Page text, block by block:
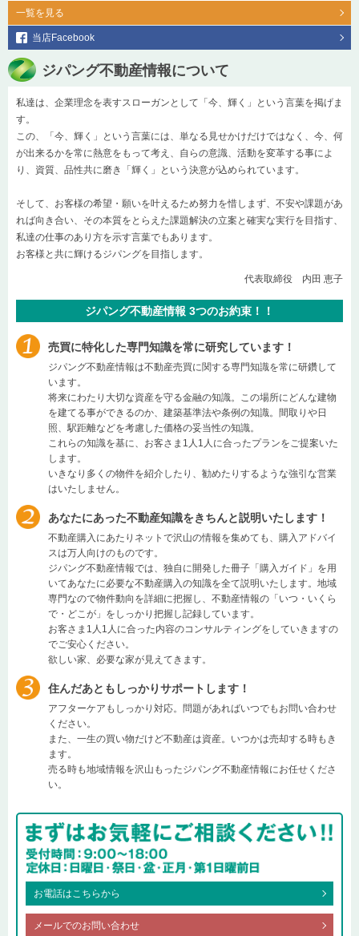
一覧を見る
当店Facebook
ジパング不動産情報について
私達は、企業理念を表すスローガンとして「今、輝く」という言葉を掲げま
す。
この、「今、輝く」という言葉には、単なる見せかけだけではなく、今、何
が出来るかを常に熱意をもって考え、自らの意識、活動を変革する事によ
り、資質、品性共に磨き「輝く」という決意が込められています。
そして、お客様の希望・願いを叶えるため努力を惜しまず、不安や課題があ
れば向き合い、その本質をとらえた課題解決の立案と確実な実行を目指す、
私達の仕事のあり方を示す言葉でもあります。
お客様と共に輝けるジパングを目指します。
代表取締役 内田 恵子
ジパング不動産情報 3つのお約束！！
売買に特化した専門知識を常に研究しています！
ジパング不動産情報は不動産売買に関する専門知識を常に研鑽して
います。
将来にわたり大切な資産を守る金融の知識。この場所にどんな建物
を建てる事ができるのか、建築基準法や条例の知識。間取りや日
照、駅距離などを考慮した価格の妥当性の知識。
これらの知識を基に、お客さま1人1人に合ったプランをご提案いた
します。
いきなり多くの物件を紹介したり、勧めたりするような強引な営業
はいたしません。
あなたにあった不動産知識をきちんと説明いたします！
不動産購入にあたりネットで沢山の情報を集めても、購入アドバイ
スは万人向けのものです。
ジパング不動産情報では、独自に開発した冊子「購入ガイド」を用
いてあなたに必要な不動産購入の知識を全て説明いたします。地域
専門なので物件動向を詳細に把握し、不動産情報の「いつ・いくら
で・どこが」をしっかり把握し記録しています。
お客さま1人1人に合った内容のコンサルティングをしていきますの
でご安心ください。
欲しい家、必要な家が見えてきます。
住んだあともしっかりサポートします！
アフターケアもしっかり対応。問題があればいつでもお問い合わせ
ください。
また、一生の買い物だけど不動産は資産。いつかは売却する時もき
ます。
売る時も地域情報を沢山もったジパング不動産情報にお任せくださ
い。
お電話はこちらから
メールでのお問い合わせ